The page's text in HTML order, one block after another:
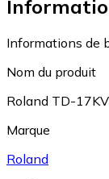
Informations de
Nom du produit
Roland TD-17KV
Marque
Roland